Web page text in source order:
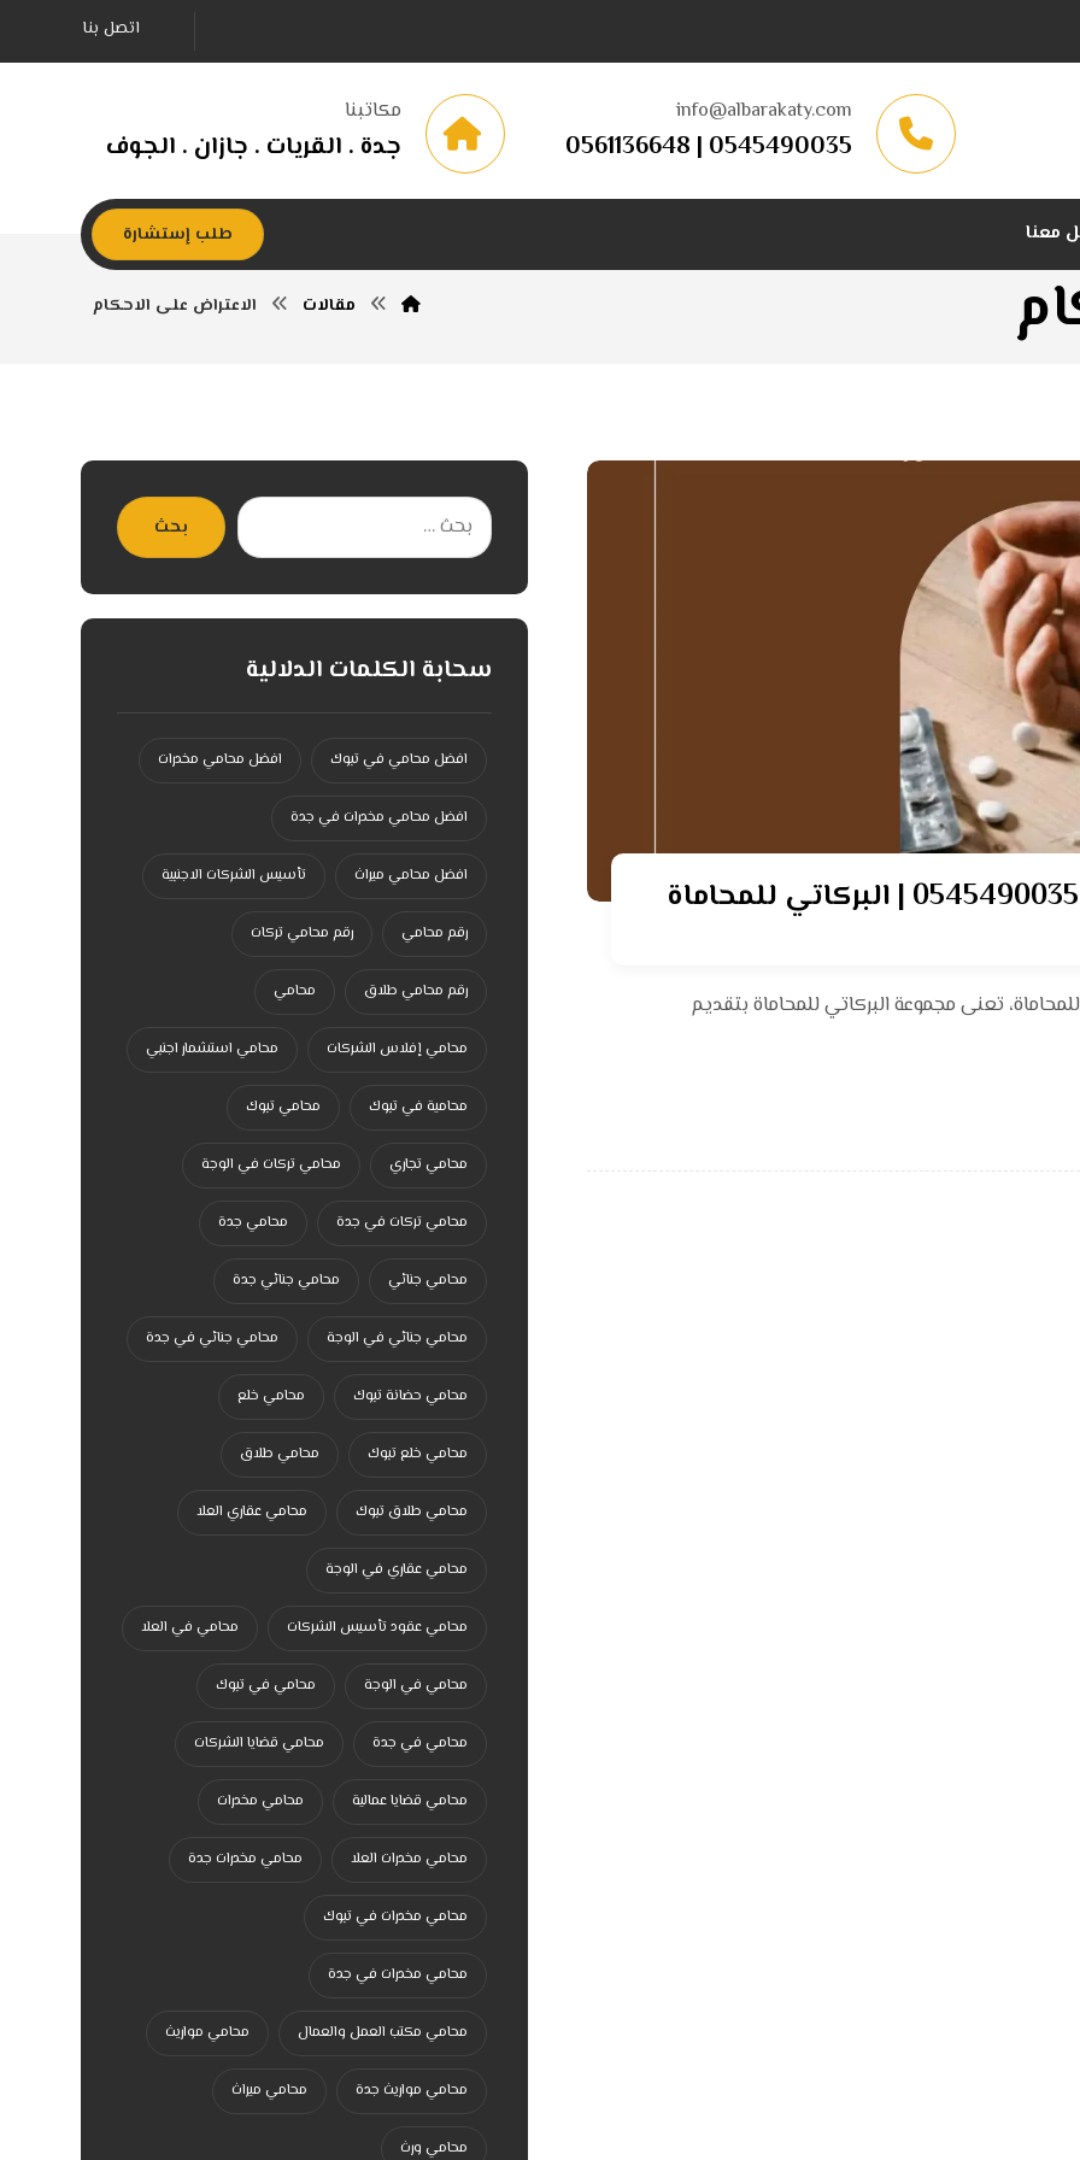
اتصل بنا
مكاتبنا
جدة . القريات . جازان . الجوف
info@albarakaty.com
0545490035 | 0561136648
معنا طلب إستشارة
مقالات الاعتراض على الاحكام
المنورة | 0545490035 | البركاتي للمحاماة، تعنى مجموعة البركاتي للمحاماة بتقديم
بحث
سحابة الكلمات الدلالية
افضل محامي في تبوك افضل محامي مخدرات
افضل محامي مخدرات في جدة
افضل محامي ميراث تأسيس الشركات الاجنبية
رقم محامي رقم محامي تركات
رقم محامي طلاق محامي
محامي إفلاس الشركات محامي استشمار اجنبي
محامية في تبوك محامي تبوك
محامي تجاري محامي تركات في الوجة
محامي تركات في جدة محامي جدة
محامي جنائي محامي جنائي جدة
محامي جنائي في الوجة محامي جنائي في جدة
محامي حضانة تبوك محامي خلع
محامي خلع تبوك محامي طلاق
محامي طلاق تبوك محامي عقاري العلا
محامي عقاري في الوجة
محامي عقود تأسيس الشركات محامي في العلا
محامي في الوجة محامي في تبوك
محامي في جدة محامي قضايا الشركات
محامي قضايا عمالية محامي مخدرات
محامي مخدرات العلا محامي مخدرات جدة
محامي مخدرات في تبوك
محامي مخدرات في جدة
محامي مكتب العمل والعمال محامي مواريث
محامي مواريث جدة محامي ميراث
محامي ورث